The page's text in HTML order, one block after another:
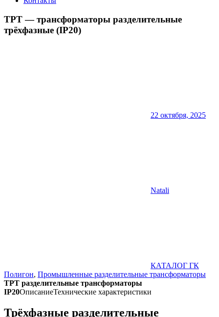
ТРТ — трансформаторы разделительные
трёхфазные (IP20)
22 октября, 2025
Natali
КАТАЛОГ ГК
Полигон, Промышленные разделительные трансформаторы
ТРТ разделительные трансформаторы
IP20ОписаниеТехнические характеристики
Трёхфазные разделительные